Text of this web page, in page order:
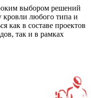
выбором решений
любого типа и
как в составе проектов
так и в рамках